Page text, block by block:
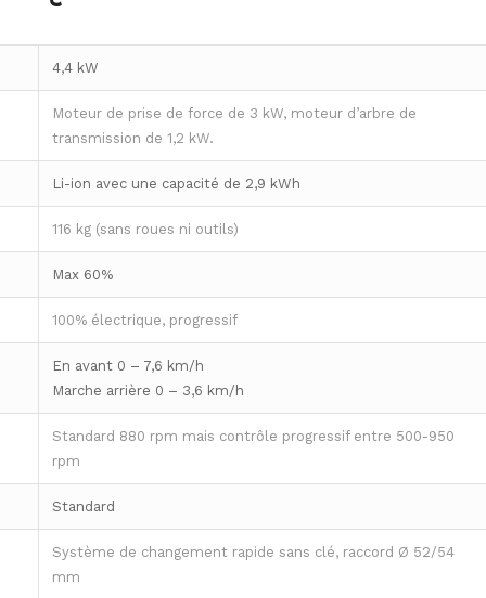
4,4 kW
Moteur de prise de force de 3 kW, moteur d’arbre de
transmission de 1,2 kW.
Li-ion avec une capacité de 2,9 kWh
116 kg (sans roues ni outils)
Max 60%
100% électrique, progressif
En avant 0 – 7,6 km/h
Marche arrière 0 – 3,6 km/h
Standard 880 rpm mais contrôle progressif entre 500-950
rpm
Standard
Système de changement rapide sans clé, raccord Ø 52/54
mm